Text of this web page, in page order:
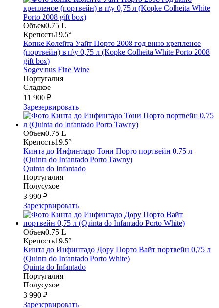
Объем0.75 L
Крепость19.5°
Копке Колейта Уайт Порто 2008 год вино крепленое
(портвейн) в п\у 0,75 л (Kopke Colheita White Porto 2008
gift box)
Sogevinus Fine Wine
Португалия
Сладкое
11 900 ₽
Зарезервировать
Объем0.75 L
Крепость19.5°
Кинта до Инфинтадо Тони Порто портвейн 0,75 л
(Quinta do Infantado Portо Tawny)
Quinta do Infantado
Португалия
Полусухое
3 990 ₽
Зарезервировать
Объем0.75 L
Крепость19.5°
Кинта до Инфинтадо Дору Порто Вайт портвейн 0,75 л
(Quinta do Infantado Porto White)
Quinta do Infantado
Португалия
Полусухое
3 990 ₽
Зарезервировать